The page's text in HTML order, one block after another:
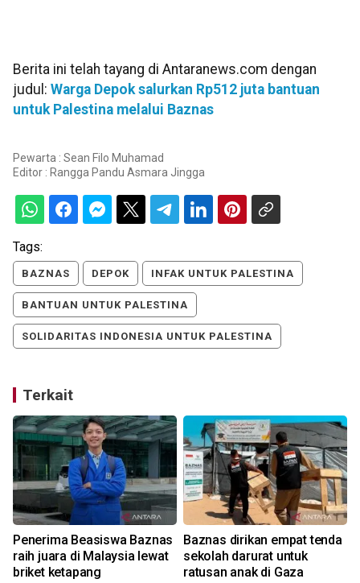
Berita ini telah tayang di Antaranews.com dengan
judul: Warga Depok salurkan Rp512 juta bantuan
untuk Palestina melalui Baznas
Pewarta : Sean Filo Muhamad
Editor : Rangga Pandu Asmara Jingga
Tags:
BAZNAS DEPOK INFAK UNTUK PALESTINA
BANTUAN UNTUK PALESTINA
SOLIDARITAS INDONESIA UNTUK PALESTINA
Terkait
Penerima Beasiswa Baznas
raih juara di Malaysia lewat
briket ketapang
Baznas dirikan empat tenda
sekolah darurat untuk
ratusan anak di Gaza